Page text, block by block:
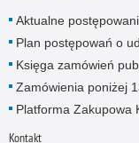
Aktualne
Plan postępowań o
Księga zamówień
Zamówienia poniżej
Platforma Zakupowa
Kontakt